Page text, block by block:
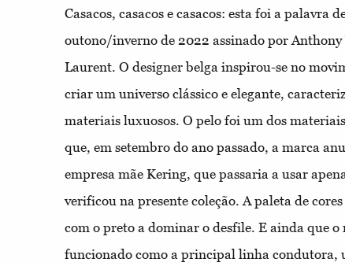
Casacos, casacos e casacos: esta foi a palavra
outono/inverno de 2022 assinado por
Laurent. O designer belga inspirou-se no
criar um universo clássico e elegante,
materiais luxuosos. O pelo foi um dos
que, em setembro do ano passado, a marca
empresa mãe Kering, que passaria a usar
verificou na presente coleção. A paleta de
com o preto a dominar o desfile. E ainda que
funcionado como a principal linha condutora,